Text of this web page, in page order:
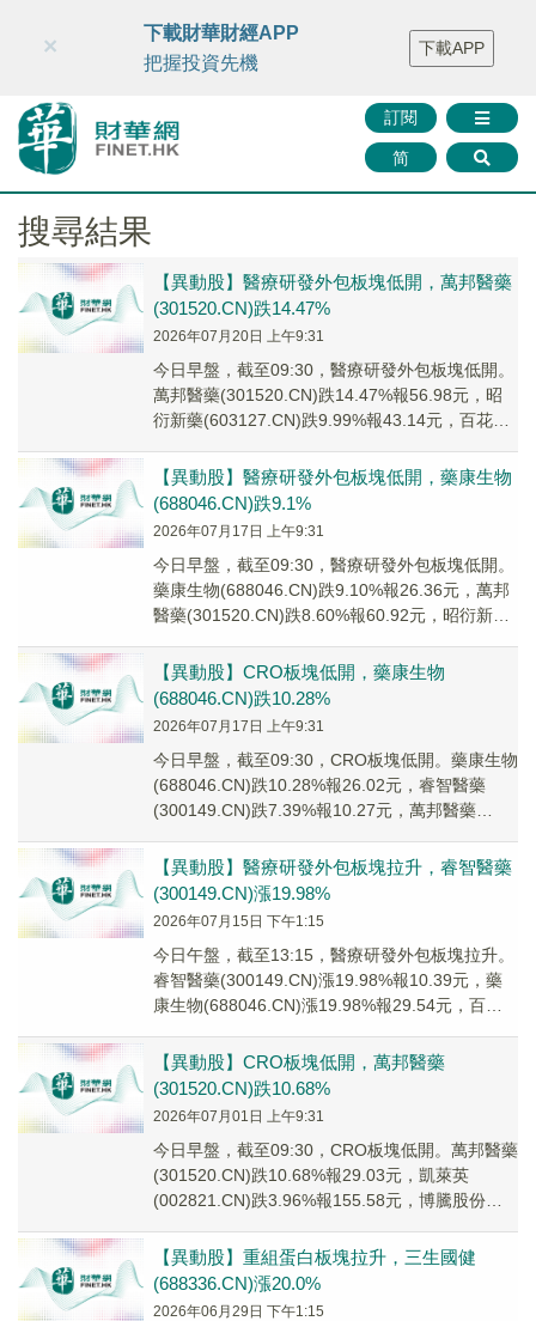
財華智庫網 FINTV FINMETA 財華證券 媒體矩陣
智庫沙龍
聯絡我們
訂閱
简
×
下載財華財經APP
把握投資先機
下載APP
搜尋結果
【異動股】醫療研發外包板塊低開，萬邦醫藥
(301520.CN)跌14.47%
2026年07月20日 上午9:31
今日早盤，截至09:30，醫療研發外包板塊低開。
萬邦醫藥(301520.CN)跌14.47%報56.98元，昭
衍新藥(603127.CN)跌9.99%報43.14元，百花醫
【異動股】醫療研發外包板塊低開，藥康生物
(688046.CN)跌9.1%
2026年07月17日 上午9:31
今日早盤，截至09:30，醫療研發外包板塊低開。
藥康生物(688046.CN)跌9.10%報26.36元，萬邦
醫藥(301520.CN)跌8.60%報60.92元，昭衍新藥
【異動股】CRO板塊低開，藥康生物
(688046.CN)跌10.28%
2026年07月17日 上午9:31
今日早盤，截至09:30，CRO板塊低開。藥康生物
(688046.CN)跌10.28%報26.02元，睿智醫藥
(300149.CN)跌7.39%報10.27元，萬邦醫藥
【異動股】醫療研發外包板塊拉升，睿智醫藥
(300149.CN)漲19.98%
2026年07月15日 下午1:15
今日午盤，截至13:15，醫療研發外包板塊拉升。
睿智醫藥(300149.CN)漲19.98%報10.39元，藥
康生物(688046.CN)漲19.98%報29.54元，百奧
【異動股】CRO板塊低開，萬邦醫藥
(301520.CN)跌10.68%
2026年07月01日 上午9:31
今日早盤，截至09:30，CRO板塊低開。萬邦醫藥
(301520.CN)跌10.68%報29.03元，凱萊英
(002821.CN)跌3.96%報155.58元，博騰股份
【異動股】重組蛋白板塊拉升，三生國健
(688336.CN)漲20.0%
2026年06月29日 下午1:15